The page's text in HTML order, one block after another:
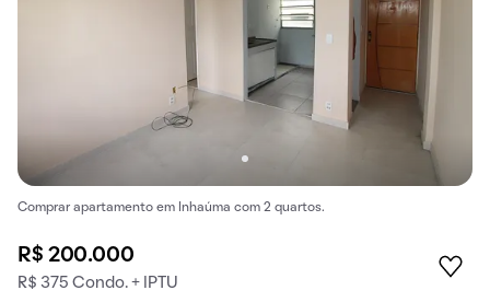
Comprar apartamento em Inhaúma com 2 quartos.
R$ 200.000
R$ 375 Condo. + IPTU